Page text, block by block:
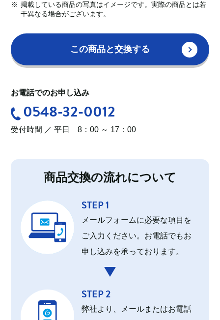
掲載している商品の写真はイメージです。実際の商品とは若
干異なる場合がございます。
この商品と交換する
お電話でのお申し込み
0548-32-0012
受付時間 ／ 平日 8：00 ～ 17：00
商品交換の流れについて
STEP 1
メールフォームに必要な項目を
ご入力ください。お電話でもお
申し込みを承っております。
STEP 2
弊社より、メールまたはお電話